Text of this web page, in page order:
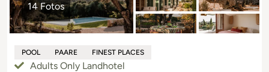
14 Fotos
POOL PAARE FINEST PLACES
Adults Only Landhotel